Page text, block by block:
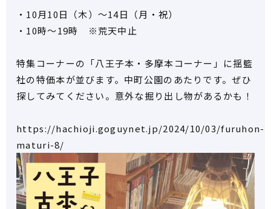
・10月10日（木）～14日（月・祝）
・10時～19時 ※荒天中止
特集コーナーの「八王子本・多摩本コーナー」に揺籃
社の特価本が並びます。中町公園のあたりです。ぜひ
探してみてください。意外な掘り出し物があるかも！
https://hachioji.goguynet.jp/2024/10/03/furuhon-
maturi-8/